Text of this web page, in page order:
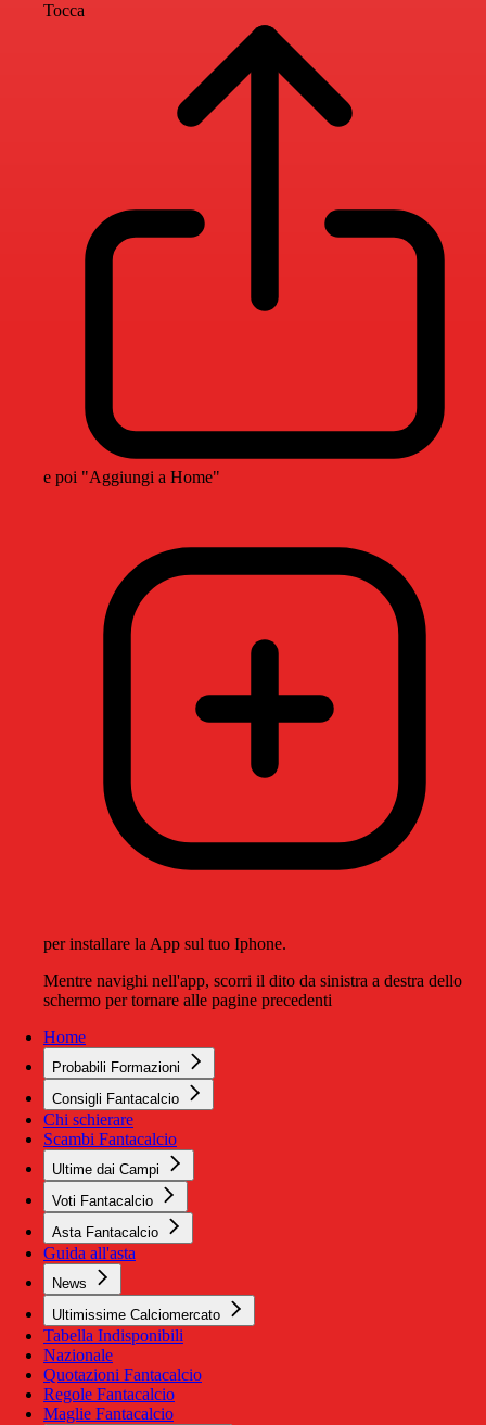
Tocca
e poi "Aggiungi a Home"
per installare la App sul tuo Iphone.
Mentre navighi nell'app, scorri il dito da sinistra a destra dello
schermo per tornare alle pagine precedenti
Home
Probabili Formazioni
Consigli Fantacalcio
Chi schierare
Scambi Fantacalcio
Ultime dai Campi
Voti Fantacalcio
Asta Fantacalcio
Guida all'asta
News
Ultimissime Calciomercato
Tabella Indisponibili
Nazionale
Quotazioni Fantacalcio
Regole Fantacalcio
Maglie Fantacalcio